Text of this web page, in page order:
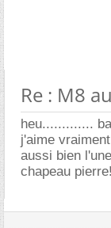
Re : M8
heu.............
j'aime
aussi bien
chapeau